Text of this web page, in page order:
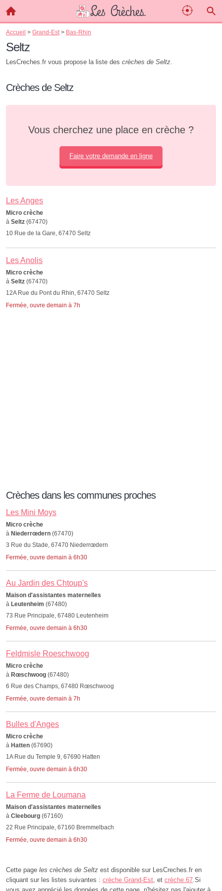
Accueil > Grand-Est > Bas-Rhin
Seltz
LesCreches.fr vous propose la liste des crèches de Seltz.
Crèches de Seltz
Vous cherchez une place en crèche ?
Faire votre demande en ligne
Les Anges
Micro crèche
à Seltz (67470)
10 Rue de la Gare, 67470 Seltz
Les Anolis
Micro crèche
à Seltz (67470)
12A Rue du Pont du Rhin, 67470 Seltz
Fermée, ouvre demain à 7h
Crèches dans les communes proches
Les Mini Moys
Micro crèche
à Niederrœdern (67470)
3 Rue du Stade, 67470 Niederrœdern
Fermée, ouvre demain à 6h30
Au Jardin des Chtoup's
Maison d'assistantes maternelles
à Leutenheim (67480)
73 Rue Principale, 67480 Leutenheim
Fermée, ouvre demain à 6h30
Feldmisle Roeschwoog
Micro crèche
à Rœschwoog (67480)
6 Rue des Champs, 67480 Rœschwoog
Fermée, ouvre demain à 7h
Bulles d'Anges
Micro crèche
à Hatten (67690)
1A Rue du Temple 9, 67690 Hatten
Fermée, ouvre demain à 6h30
La Ferme de Loumana
Maison d'assistantes maternelles
à Cleebourg (67160)
22 Rue Principale, 67160 Bremmelbach
Fermée, ouvre demain à 6h30
Cette page les crèches de Seltz est disponible sur LesCreches.fr en
cliquant sur les listes suivantes : crèche Grand-Est, et crèche 67.Si